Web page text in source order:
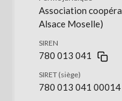
Association
Alsace Moselle)
SIREN
780 013 041
SIRET (siège)
780 013 041 00014